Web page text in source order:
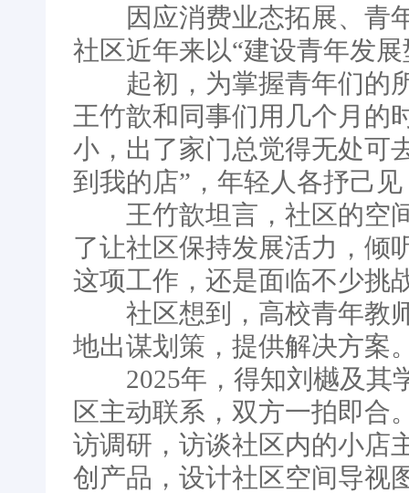
因应消费业态拓展、青年
社区近年来以“建设青年发
起初，为掌握青年们的所
王竹歆和同事们用几个月的
小，出了家门总觉得无处可
到我的店”，年轻人各抒己
王竹歆坦言，社区的空间
了让社区保持发展活力，倾
这项工作，还是面临不少挑
社区想到，高校青年教师
地出谋划策，提供解决方案
2025年，得知刘樾及其
区主动联系，双方一拍即合
访调研，访谈社区内的小店
创产品，设计社区空间导视